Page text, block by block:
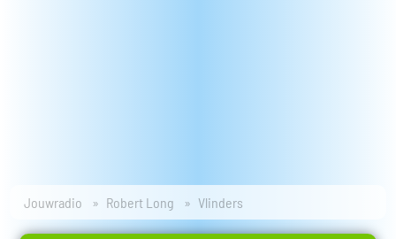
Jouwradio Robert Long Vlinders